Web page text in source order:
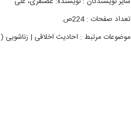
تعداد صفحات : 224ص.
موضوعات مرتبط : احادیث اخلاقی | زناشویی